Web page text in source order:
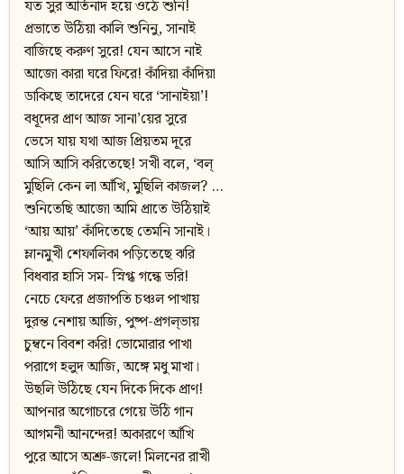
যত সুর আর্তনাদ হয়ে ওঠে শুনি!
প্রভাতে উঠিয়া কালি শুনিনু, সানাই
বাজিছে করুণ সুরে! যেন আসে নাই
আজো কারা ঘরে ফিরে! কাঁদিয়া কাঁদিয়া
ডাকিছে তাদেরে যেন ঘরে ‘সানাইয়া’!
বধূদের প্রাণ আজ সানা’য়ের সুরে
ভেসে যায় যথা আজ প্রিয়তম দূরে
আসি আসি করিতেছে! সখী বলে, ‘বল্‌
মুছিলি কেন লা আঁখি, মুছিলি কাজল? …
শুনিতেছি আজো আমি প্রাতে উঠিয়াই
‘আয় আয়’ কাঁদিতেছে তেমনি সানাই।
ম্লানমুখী শেফালিকা পড়িতেছে ঝরি
বিধবার হাসি সম- স্নিগ্ধ গন্ধে ভরি!
নেচে ফেরে প্রজাপতি চঞ্চল পাখায়
দুরন্ত নেশায় আজি, পুষ্প-প্রগল্‌ভায়
চুম্বনে বিবশ করি! ভোমোরার পাখা
পরাগে হলুদ আজি, অঙ্গে মধু মাখা।
উছলি উঠিছে যেন দিকে দিকে প্রাণ!
আপনার অগোচরে গেয়ে উঠি গান
আগমনী আনন্দের! অকারণে আঁখি
পুরে আসে অশ্রু-জলে! মিলনের রাখী